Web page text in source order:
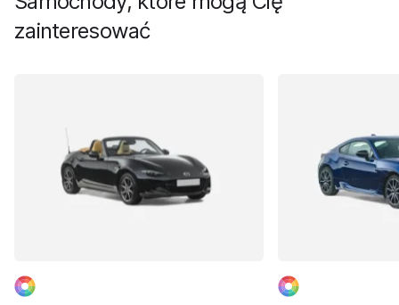
zainteresować